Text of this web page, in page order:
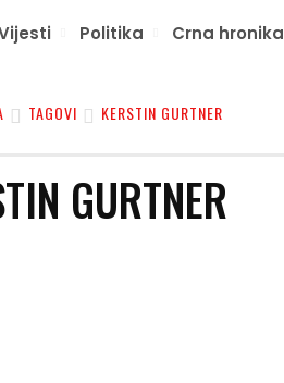
Politika Crna hronika
TAGOVI KERSTIN GURTNER
GURTNER